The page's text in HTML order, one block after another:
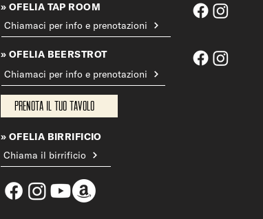
» OFELIA TAP ROOM
Chiamaci per info e prenotazioni
» OFELIA BEERSTROT
Chiamaci per info e prenotazioni
Prenota il tuo tavolo
» OFELIA BIRRIFICIO
Chiama il birrificio